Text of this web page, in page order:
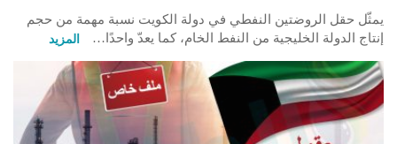
يمثّل حقل الروضتين النفطي في دولة الكويت نسبة مهمة من حجم
إنتاج الدولة الخليجية من النفط الخام، كما يعدّ واحدًا…
المزيد